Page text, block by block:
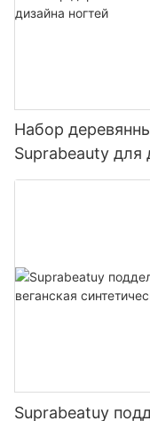
Набор
Suprabeauty для
Suprabeatuy